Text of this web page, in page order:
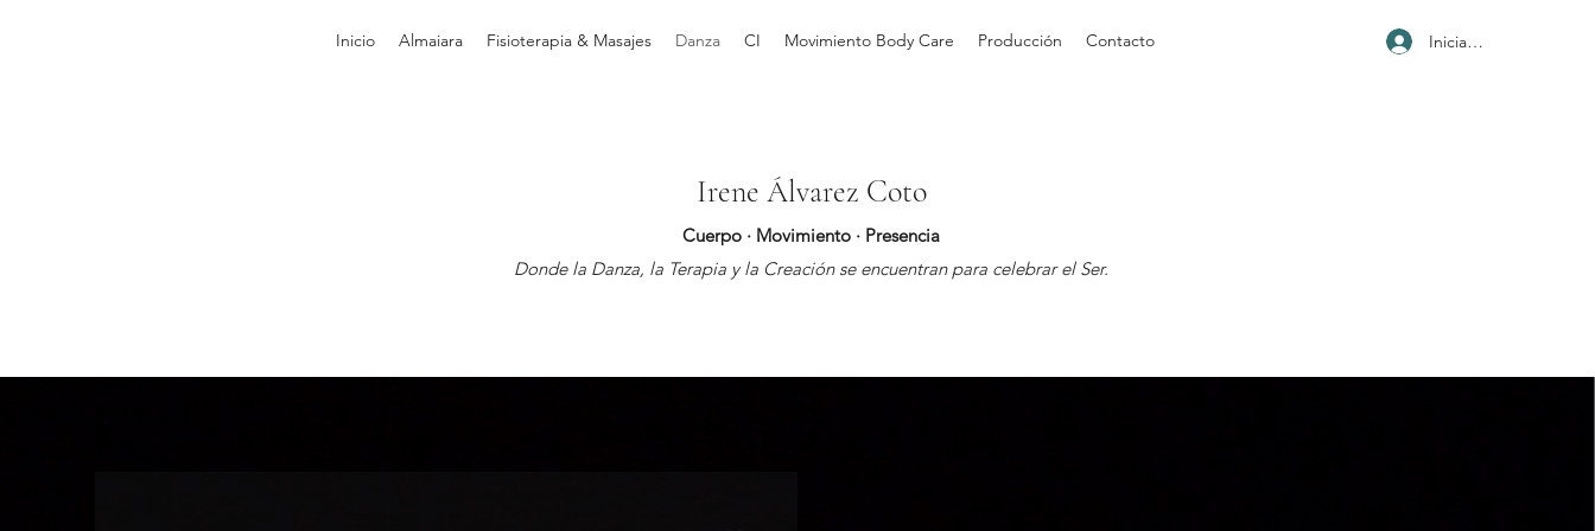
Inicio Almaiara Fisioterapia & Masajes Danza CI Movimiento Body Care Producción Contacto Iniciar sesión
Irene Álvarez Coto
Cuerpo · Movimiento · Presencia
Donde la Danza, la Terapia y la Creación se encuentran para celebrar el Ser.